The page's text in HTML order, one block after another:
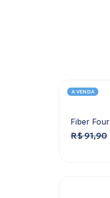
A VENDA
Fiber Four
R$91,90